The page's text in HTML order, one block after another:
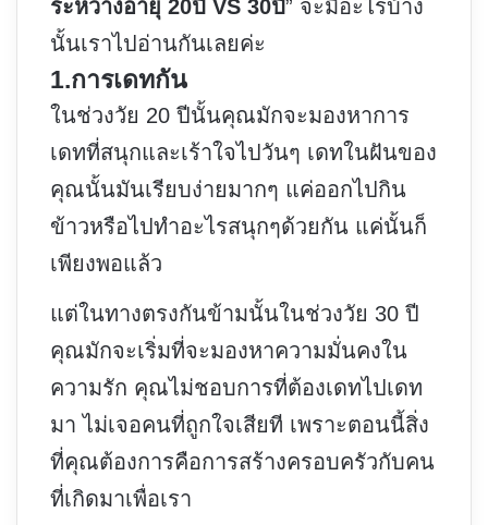
ระหว่างอายุ 20ปี VS 30ปี” จะมีอะไรบ้าง
นั้นเราไปอ่านกันเลยค่ะ
1.การเดทกัน
ในช่วงวัย 20 ปีนั้นคุณมักจะมองหาการ
เดทที่สนุกและเร้าใจไปวันๆ เดทในฝันของ
คุณนั้นมันเรียบง่ายมากๆ แค่ออกไปกิน
ข้าวหรือไปทำอะไรสนุกๆด้วยกัน แค่นั้นก็
เพียงพอแล้ว
แต่ในทางตรงกันข้ามนั้นในช่วงวัย 30 ปี
คุณมักจะเริ่มที่จะมองหาความมั่นคงใน
ความรัก คุณไม่ชอบการที่ต้องเดทไปเดท
มา ไม่เจอคนที่ถูกใจเสียที เพราะตอนนี้สิ่ง
ที่คุณต้องการคือการสร้างครอบครัวกับคน
ที่เกิดมาเพื่อเรา